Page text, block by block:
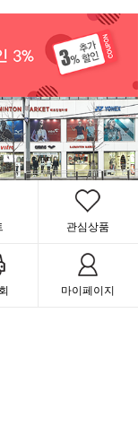
관심상품
마이페이지